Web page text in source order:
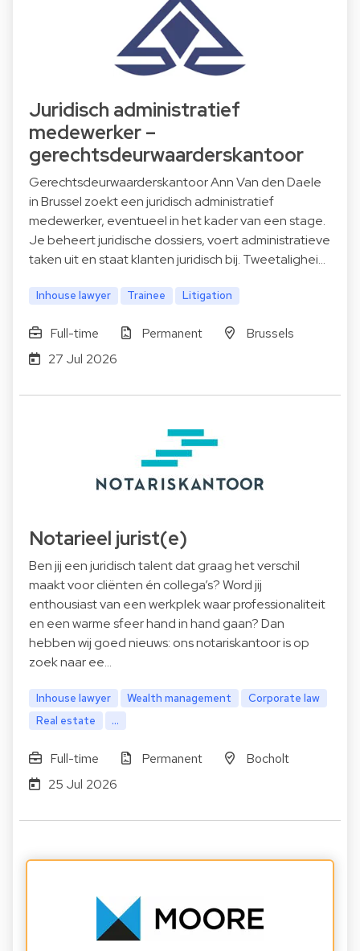
Juridisch administratief
medewerker –
gerechtsdeurwaarderskantoor
Gerechtsdeurwaarderskantoor Ann Van den Daele
in Brussel zoekt een juridisch administratief
medewerker, eventueel in het kader van een stage.
Je beheert juridische dossiers, voert administratieve
taken uit en staat klanten juridisch bij. Tweetalighei…
Inhouse lawyer Trainee Litigation
Full-time Permanent
Brussels
27 Jul 2026
Notarieel jurist(e)
Ben jij een juridisch talent dat graag het verschil
maakt voor cliënten én collega’s? Word jij
enthousiast van een werkplek waar professionaliteit
en een warme sfeer hand in hand gaan? Dan
hebben wij goed nieuws: ons notariskantoor is op
zoek naar ee…
Inhouse lawyer Wealth management
Corporate law
Real estate
...
Full-time Permanent
Bocholt
25 Jul 2026